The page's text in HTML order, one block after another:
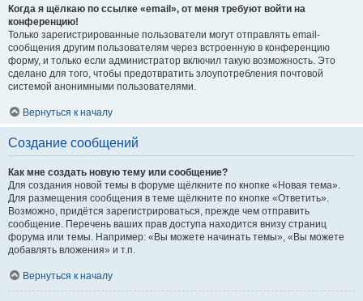
Когда я щёлкаю по ссылке «email», от меня требуют войти на
конференцию!
Только зарегистрированные пользователи могут отправлять email-
сообщения другим пользователям через встроенную в конференцию
форму, и только если администратор включил такую возможность. Это
сделано для того, чтобы предотвратить злоупотребления почтовой
системой анонимными пользователями.
Вернуться к началу
Создание сообщений
Как мне создать новую тему или сообщение?
Для создания новой темы в форуме щёлкните по кнопке «Новая тема».
Для размещения сообщения в теме щёлкните по кнопке «Ответить».
Возможно, придётся зарегистрироваться, прежде чем отправить
сообщение. Перечень ваших прав доступа находится внизу страниц
форума или темы. Например: «Вы можете начинать темы», «Вы можете
добавлять вложения» и т.п.
Вернуться к началу